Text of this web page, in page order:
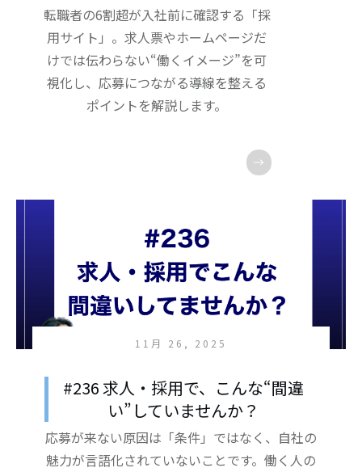
転職者の6割超が入社前に確認する「採
用サイト」。求人票やホームページだ
けでは伝わらない“働くイメージ”を可
視化し、応募につながる導線を整える
ポイントを解説します。
11月 26, 2025
#236 求人・採用で、こんな“間違
い”していませんか？
応募が来ない原因は「条件」ではなく、自社の
魅力が言語化されていないことです。働く人の